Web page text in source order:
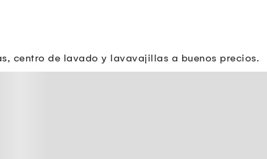
centro de lavado y lavavajillas a buenos precios.